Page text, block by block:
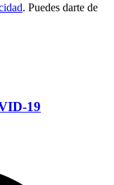
. Puedes darte de
19